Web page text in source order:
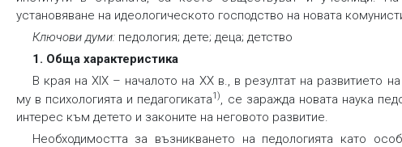
установяване на идеологическото господство на новата
Ключови думи: педология; дете; деца; детство
1. Обща характеристика
В края на ХІХ – началото на ХХ в., в резултат на развитието
му в психологията и педагогиката1), се заражда новата наука
интерес към детето и законите на неговото развитие.
Необходимостта за възникването на педологията като